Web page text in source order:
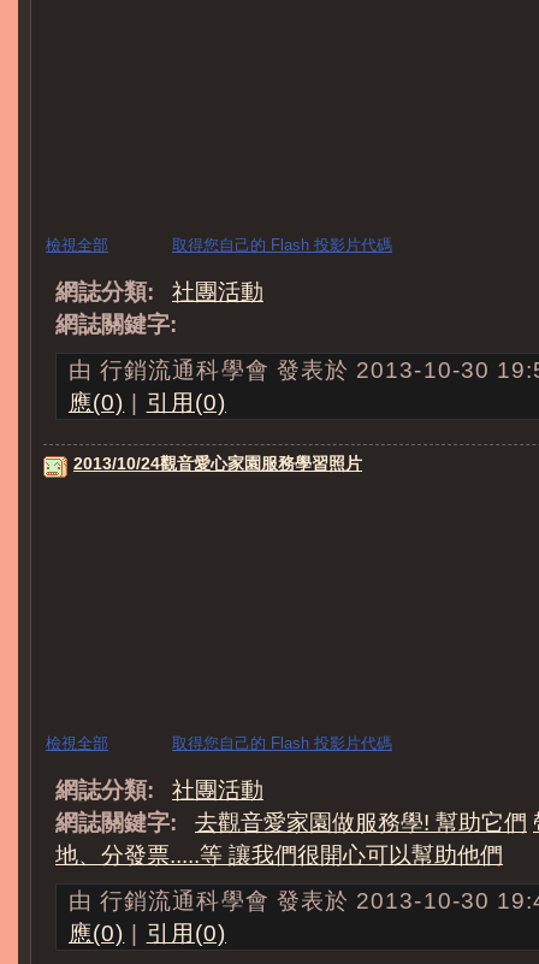
檢視全部 取得您自己的 Flash 投影片代碼
網誌分類:
社團活動
網誌關鍵字:
由 行銷流通科學會 發表於 2013-10-30
應(0)
引用(0)
2013/10/24觀音愛心家園服務學習照片
檢視全部 取得您自己的 Flash 投影片代碼
網誌分類:
社團活動
網誌關鍵字:
去觀音愛家園做服務學! 幫助它們
地、分發票.....等 讓我們很開心可以幫助他們
由 行銷流通科學會 發表於 2013-10-30
應(0)
引用(0)